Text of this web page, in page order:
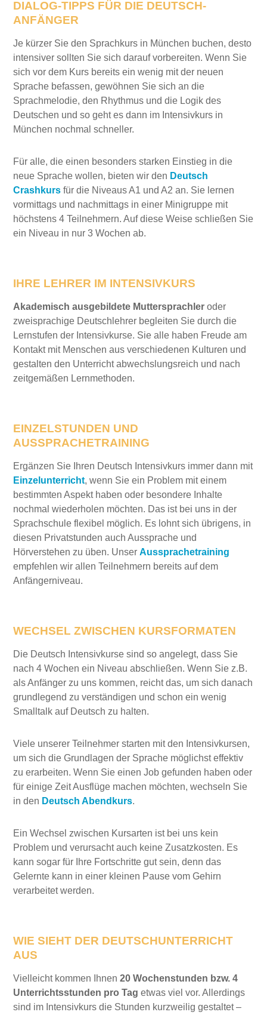
DIALOG-TIPPS FÜR DIE DEUTSCH-
ANFÄNGER
Je kürzer Sie den Sprachkurs in München buchen, desto
intensiver sollten Sie sich darauf vorbereiten. Wenn Sie
sich vor dem Kurs bereits ein wenig mit der neuen
Sprache befassen, gewöhnen Sie sich an die
Sprachmelodie, den Rhythmus und die Logik des
Deutschen und so geht es dann im Intensivkurs in
München nochmal schneller.
Für alle, die einen besonders starken Einstieg in die
neue Sprache wollen, bieten wir den Deutsch
Crashkurs für die Niveaus A1 und A2 an. Sie lernen
vormittags und nachmittags in einer Minigruppe mit
höchstens 4 Teilnehmern. Auf diese Weise schließen Sie
ein Niveau in nur 3 Wochen ab.
IHRE LEHRER IM INTENSIVKURS
Akademisch ausgebildete Muttersprachler oder
zweisprachige Deutschlehrer begleiten Sie durch die
Lernstufen der Intensivkurse. Sie alle haben Freude am
Kontakt mit Menschen aus verschiedenen Kulturen und
gestalten den Unterricht abwechslungsreich und nach
zeitgemäßen Lernmethoden.
EINZELSTUNDEN UND
AUSSPRACHETRAINING
Ergänzen Sie Ihren Deutsch Intensivkurs immer dann mit
Einzelunterricht, wenn Sie ein Problem mit einem
bestimmten Aspekt haben oder besondere Inhalte
nochmal wiederholen möchten. Das ist bei uns in der
Sprachschule flexibel möglich. Es lohnt sich übrigens, in
diesen Privatstunden auch Aussprache und
Hörverstehen zu üben. UnserAussprachetraining
empfehlen wir allen Teilnehmern bereits auf dem
Anfängerniveau.
WECHSEL ZWISCHEN KURSFORMATEN
Die Deutsch Intensivkurse sind so angelegt, dass Sie
nach 4 Wochen ein Niveau abschließen. Wenn Sie z.B.
als Anfänger zu uns kommen, reicht das, um sich danach
grundlegend zu verständigen und schon ein wenig
Smalltalk auf Deutsch zu halten.
Viele unserer Teilnehmer starten mit den Intensivkursen,
um sich die Grundlagen der Sprache möglichst effektiv
zu erarbeiten. Wenn Sie einen Job gefunden haben oder
für einige Zeit Ausflüge machen möchten, wechseln Sie
in den Deutsch Abendkurs.
Ein Wechsel zwischen Kursarten ist bei uns kein
Problem und verursacht auch keine Zusatzkosten. Es
kann sogar für Ihre Fortschritte gut sein, denn das
Gelernte kann in einer kleinen Pause vom Gehirn
verarbeitet werden.
WIE SIEHT DER DEUTSCHUNTERRICHT
AUS
Vielleicht kommen Ihnen20 Wochenstunden bzw. 4
Unterrichtsstunden pro Tag etwas viel vor. Allerdings
sind im Intensivkurs die Stunden kurzweilig gestaltet –